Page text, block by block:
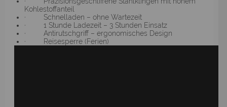
Kohlestoffanteil
· Schnelladen – ohne Wartezeit
· 1 Stunde Ladezeit – 3 Stunden Einsatz
· Antirutschgriff – ergonomisches Design
· Reisesperre (Ferien)